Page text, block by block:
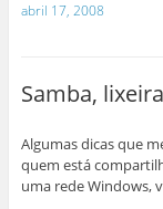
abril 17, 2008
Samba,
Algumas dicas que
quem está
uma rede Windows,